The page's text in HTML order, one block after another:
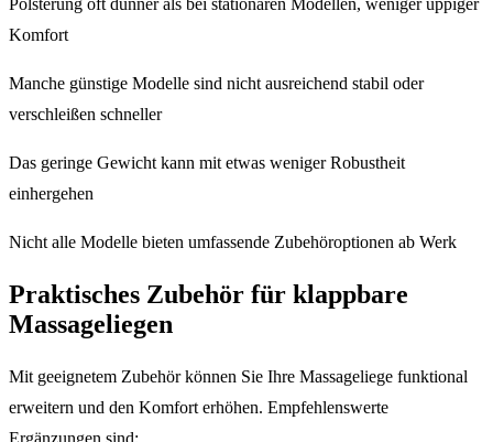
Polsterung oft dünner als bei stationären Modellen, weniger üppiger
Komfort
Manche günstige Modelle sind nicht ausreichend stabil oder
verschleißen schneller
Das geringe Gewicht kann mit etwas weniger Robustheit
einhergehen
Nicht alle Modelle bieten umfassende Zubehöroptionen ab Werk
Praktisches Zubehör für klappbare
Massageliegen
Mit geeignetem Zubehör können Sie Ihre Massageliege funktional
erweitern und den Komfort erhöhen. Empfehlenswerte
Ergänzungen sind: